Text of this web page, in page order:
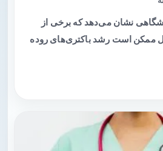
نشان می‌دهد که برخی از
ممکن است رشد باکتری‌های روده